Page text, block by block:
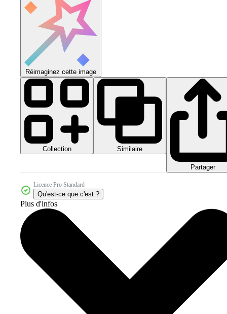
Réimaginez cette image
Collection Similaire
Partager
Licence Pro Standard
Qu'est-ce que c'est ?
Plus d'infos